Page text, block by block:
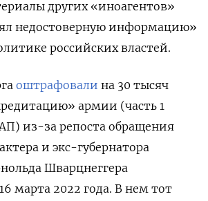
других «иноагентов»
недостоверную информацию»
российских властей.
оштрафовали на 30 тысяч
армии (часть 1
из-за репоста обращения
и экс-губернатора
Шварцнеггера
марта 2022 года. В нем тот